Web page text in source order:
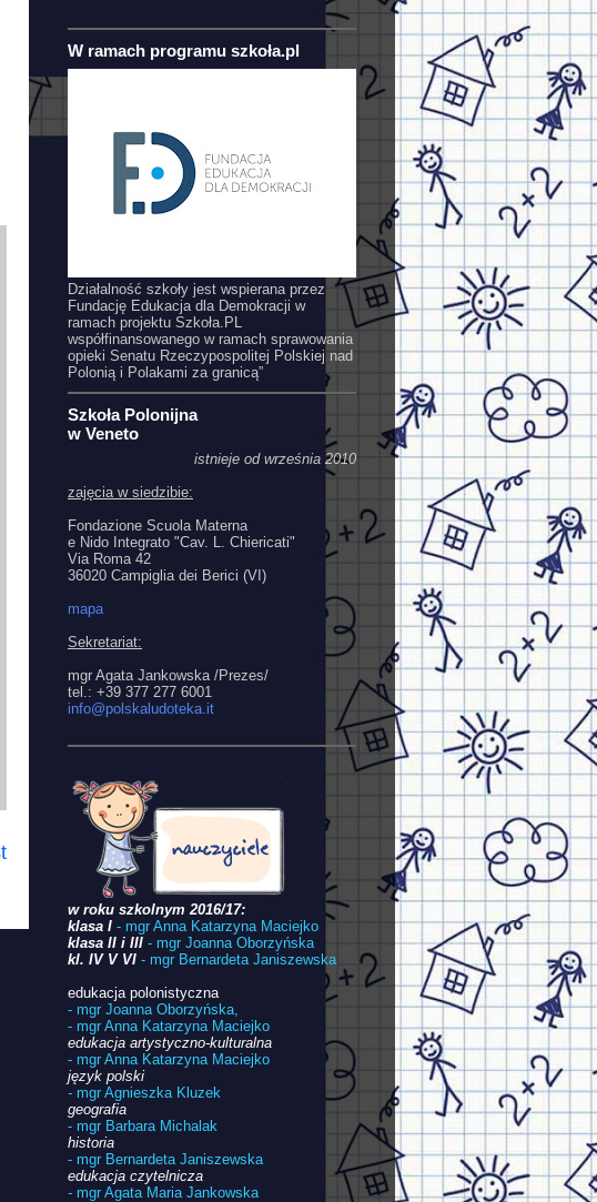
W ramach programu szkoła.pl
Działalność szkoły jest wspierana przez
Fundację Edukacja dla Demokracji w
ramach projektu Szkoła.PL
współfinansowanego w ramach sprawowania
opieki Senatu Rzeczypospolitej Polskiej nad
Polonią i Polakami za granicą”
Szkoła Polonijna
w Veneto
istnieje od września 2010
zajęcia w siedzibie:
Fondazione Scuola Materna
e Nido Integrato "Cav. L. Chiericati"
Via Roma 42
36020 Campiglia dei Berici (VI)
mapa
Sekretariat:
mgr Agata Jankowska /Prezes/
tel.: +39 377 277 6001
info@polskaludoteka.it
w roku szkolnym 2016/17:
klasa I - mgr Anna Katarzyna Maciejko
klasa II i III - mgr Joanna Oborzyńska
kl. IV V VI - mgr Bernardeta Janiszewska
edukacja polonistyczna
- mgr Joanna Oborzyńska,
- mgr Anna Katarzyna Maciejko
edukacja artystyczno-kulturalna
- mgr Anna Katarzyna Maciejko
język polski
- mgr Agnieszka Kluzek
geografia
- mgr Barbara Michalak
historia
- mgr Bernardeta Janiszewska
edukacja czytelnicza
- mgr Agata Maria Jankowska